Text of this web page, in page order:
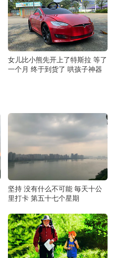
女儿比小熊先开上了特斯拉 等了
一个月 终于到货了 哄孩子神器
坚持 没有什么不可能 毎天十公
里打卡 第五十七个星期